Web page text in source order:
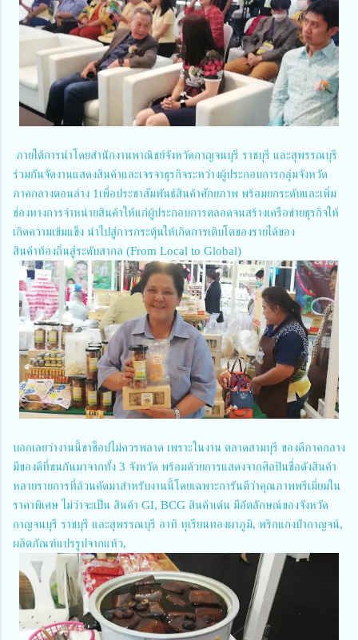
ภายใต้การนำโดยสำนักงานพาณิชย์จังหวัดกาญจนบุรี ราชบุรี และสุพรรณบุรี
ร่วมกันจัดงานแสดงสินค้าและเจรจาธุรกิจระหว่างผู้ประกอบการกลุ่มจังหวัด
ภาคกลางตอนล่าง 1เพื่อประชาสัมพันธ์สินค้าศักยภาพ พร้อมยกระดับและเพิ่ม
ช่องทางการจำหน่ายสินค้าให้แก่ผู้ประกอบการตลอดจนสร้างเครือข่ายธุรกิจให้
เกิดความเข้มแข็ง นำไปสู่การกระตุ้นให้เกิดการเติบโตของรายได้ของ
สินค้าท้องถิ่นสู่ระดับสากล (From Local to Global)
บอกเลยว่างานนี้ขาช็อปไม่ควรพลาด เพราะในงาน ตลาดสามบุรี ของดีภาคกลาง
มีของดีที่ขนกันมาจากทั้ง 3 จังหวัด พร้อมด้วยการแสดงจากศิลปินชื่อดังสินค้า
หลายรายการที่ล้วนคัดมาสำหรับงานนี้โดยเฉพาะการันตีว่าคุณภาพพรีเมี่ยมใน
ราคาพิเศษ ไม่ว่าจะเป็น สินค้า GI, BCG สินค้าเด่น มีอัตลักษณ์ของจังหวัด
กาญจนบุรี ราชบุรี และสุพรรณบุรี อาทิ ทุเรียนทองผาภูมิ, พริกแกงป่ากาญจน์,
ผลิตภัณฑ์แปรรูปจากแห้ว,